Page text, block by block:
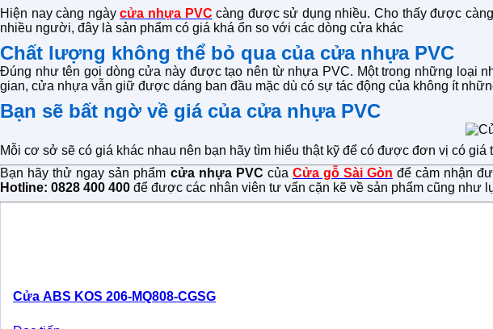
Hiện nay càng ngàycửa nhựa PVC càng được sử dụng nhiều. Cho thấy được
nhiều người, đây là sản phẩm có giá khá ổn so với các dòng cửa khác
Chất lượng không thể bỏ qua của cửa nhựa PVC
Đúng như tên gọi dòng cửa này được tạo nên từ nhựa PVC. Một trong những loại
gian, cửa nhựa vẫn giữ được dáng ban đầu mặc dù có sự tác động của không ít
Bạn sẽ bất ngờ về giá của cửa nhựa PVC
Mỗi cơ sở sẽ có giá khác nhau nên bạn hãy tìm hiểu thật kỹ để có được đơn vị có
Bạn hãy thử ngay sản phẩm cửa nhựa PVC của Cửa gỗ Sài Gòn để cảm nhận
Hotline: 0828 400 400 để được các nhân viên tư vấn cặn kẽ về sản phẩm cũng như
Cửa ABS KOS 206-MQ808-CGSG